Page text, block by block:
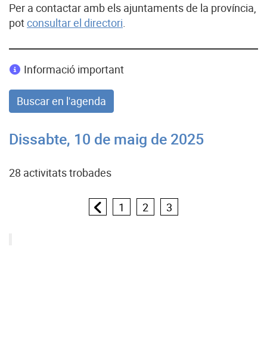
Per a contactar amb els ajuntaments de la província,
potconsultar el directori
Informació important
Buscar en l'agenda
Dissabte, 10 de maig de 2025
28 activitats trobades
1 2 3